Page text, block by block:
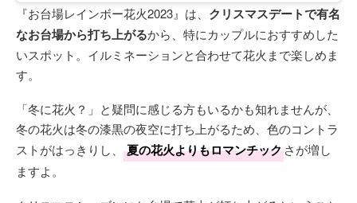
『お台場レインボー花火2023』は、 クリスマスデートで有名
なお台場から打ち上がるから、特にカップルにおすすめした
いスポット。イルミネーションと合わせて花火まで楽しめま
す。
「冬に花火？」と疑問に感じる方もいるかも知れませんが、
冬の花火は冬の漆黒の夜空に打ち上がるため、色のコントラ
ストがはっきりし、
夏の花火よりもロマンチックさが増し
ますよ。